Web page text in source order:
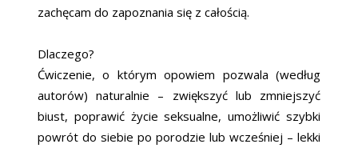
zachęcam do zapoznania się z całością.
Dlaczego?
Ćwiczenie, o którym opowiem pozwala (według
autorów) naturalnie – zwiększyć lub zmniejszyć
biust, poprawić życie seksualne, umożliwić szybki
powrót do siebie po porodzie lub wcześniej – lekki